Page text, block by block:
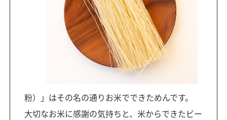
粉）」はその名の通りお米でできためんです。
大切なお米に感謝の気持ちと、米からできたビー